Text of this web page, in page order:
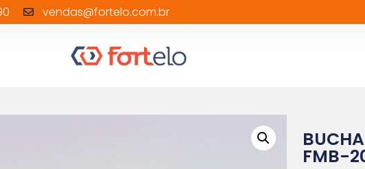
vendas@fortelo.com.br
FMB-